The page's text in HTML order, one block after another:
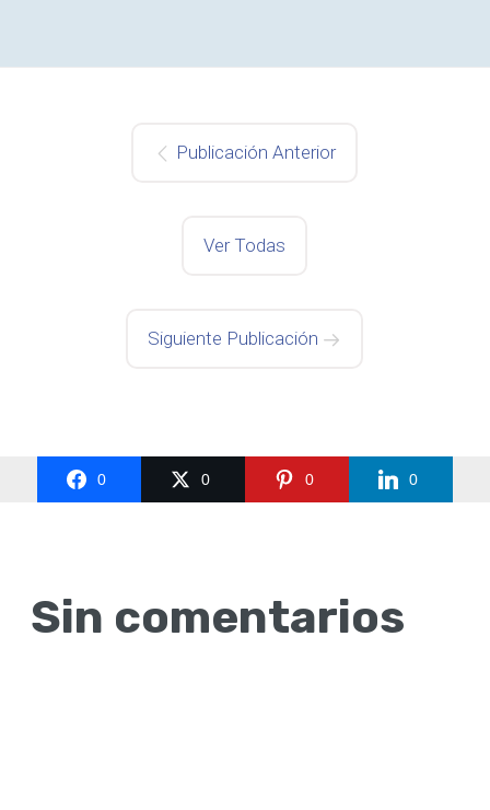
Publicación Anterior
Ver Todas
Siguiente Publicación
0 0 0 0
Sin comentarios